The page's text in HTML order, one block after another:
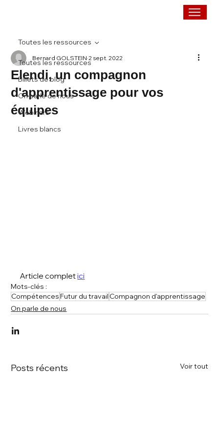
Toutes les ressources
Billets de blog
On parle de nous
Webinars
Livres blancs
Toutes les ressources
Elendi, un compagnon
d'apprentissage pour vos
équipes
Bernard GOLSTEIN 2 sept. 2022
Article complet ici
Mots-clés :
CompétencesFutur du travail Compagnon d'apprentissage
On parle de nous
Posts récents Voir tout